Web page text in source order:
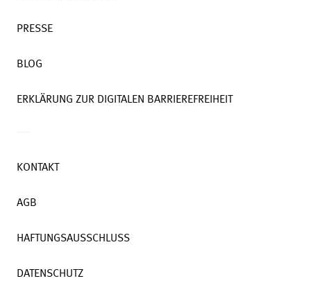
PRESSE
BLOG
ERKLÄRUNG ZUR DIGITALEN BARRIEREFREIHEIT
KONTAKT
AGB
HAFTUNGSAUSSCHLUSS
DATENSCHUTZ